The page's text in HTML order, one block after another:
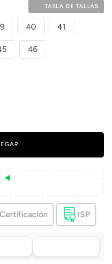
TABLA DE TALLAS
40 41
46
Certificación ISP
sin
por WhatsApp